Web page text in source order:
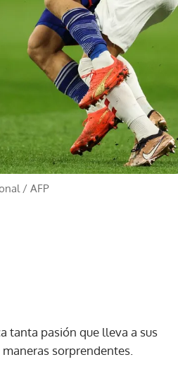
/ AFP
tanta pasión que lleva a sus
sorprendentes.